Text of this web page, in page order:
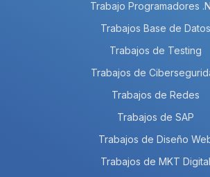
Trabajo Programadores
Trabajos Base de Datos
Trabajos de Testing
Trabajos de
Trabajos de Redes
Trabajos de SAP
Trabajos de Diseño
Trabajos de MKT Digital